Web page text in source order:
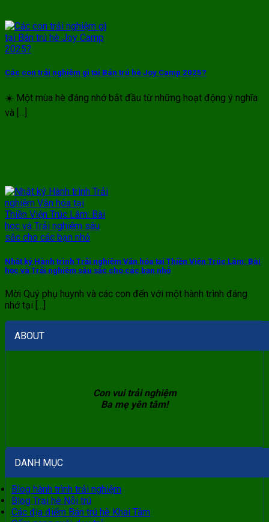
Các con trải nghiệm gì tại Bán trú hè Joy Camp 2025?
☀️ Một mùa hè đáng nhớ bắt đầu từ những hoạt động ý nghĩa
và [...]
Nhật ký Hành trình Trải nghiệm Văn hóa tại Thiền Viện Trúc Lâm: Bài
học và Trải nghiệm sâu sắc cho các bạn nhỏ
Mời Quý phụ huynh và các con đến với một hành trình đáng
nhớ tại [...]
ABOUT
Con vui trải nghiệm
Ba mẹ yên tâm!
DANH MỤC
Blog hành trình trải nghiệm
Blog Trại hè Nội trú
Các địa điểm Bán trú hè Khai Tâm